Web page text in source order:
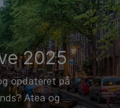
2025
opdateret på
Atea og